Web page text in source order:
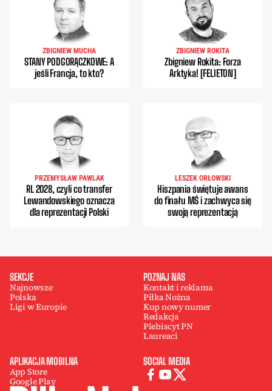
ZBIGNIEW MUCHA
STANY PODGORĄCZKOWE: A
jeśli Francja, to kto?
ZBIGNIEW ROKITA
Zbigniew Rokita: Forza
Arktyka! [FELIETON]
PRZEMYSŁAW PAWLAK
RL 2028, czyli co transfer
Lewandowskiego oznacza
dla reprezentacji Polski
LESZEK ORŁOWSKI
Hiszpania świętuje awans
do finału MŚ i zachwyca się
swoją reprezentacją
SEKCJE
Najnowsze
Polska
Ligi w Europie
POZNAJ NAS
Kontakt i reklama
Piłka Nożna
Kup nowy numer
Redakcja
Plebiscyt PN
Laureaci
APLIKACJA MOBILNA
App Store
Google Play
SOCIAL MEDIA